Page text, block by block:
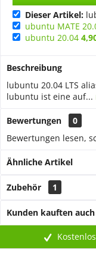
Dieser Artikel:
ubuntu MATE
ubuntu 20.04
Beschreibung
lubuntu 20.04 LTS
lubuntu ist eine auf...
Bewertungen
0
Bewertungen lesen,
Ähnliche Artikel
Zubehör 1
Kunden kauften auch